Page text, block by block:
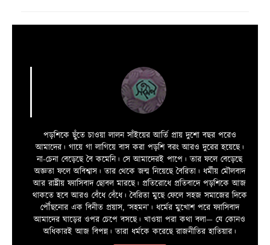
পড়শিকে ছুঁতে চাওয়া লালন সাঁইয়ের আর্তি প্রায় দুশো বছর পরেও
আমাদের। গায়ে গা লাগিয়ে বাস করা পড়শি বরং আরও দুরের হয়েছে।
না-চেনা বেড়েছে বৈ কমেনি। সে আমাদেরই পাপে। তার ফলে বেড়েছে
অজ্ঞতা ফলে অবিশ্বাস। তার থেকে জন্ম নিয়েছে বৈরিতা। ধর্মীয় মৌলবাদ
আর রাষ্ট্রীয় ফ্যাসিবাদ ছোবল মারছে। প্রতিরোধে প্রতিবাদে পড়শিকে আজ
থাকতে হবে আরও বেঁধে বেঁধে। বৈরিতা মুছে ফেলে সহজ সমাজের দিকে
পৌঁছনোর এক বিনীত প্রয়াস, ‘সহমন’। ধর্মের মুখোশ পরে ফ্যাসিবাদ
আমাদের ঘাড়ের ওপর চেপে বসছে। খাওয়া পরা কথা বলা—­­ যে কোনও
অধিকারই আজ বিপন্ন। তারা ধর্মকে করেছে রাজনীতির হাতিয়ার।